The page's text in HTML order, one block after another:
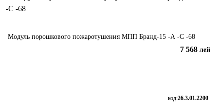
Модуль порошкового пожаротушения МПП Бранд-15 -А -С -68
7 568 лей
код:26.3.01.2200